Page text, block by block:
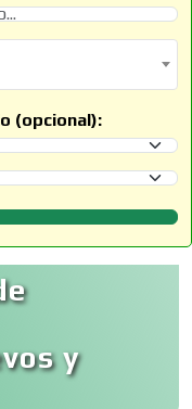
(opcional):
y